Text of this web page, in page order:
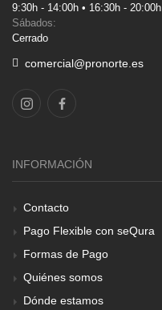
9:30h - 14:00h • 16:30h - 20:00h
Sábados:
Cerrado
comercial@pronorte.es
INFORMACIÓN
Contacto
Pago Flexible con seQura
Formas de Pago
Quiénes somos
Dónde estamos